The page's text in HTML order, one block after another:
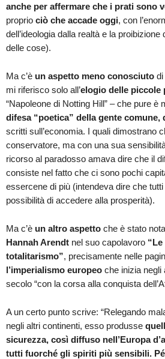
anche per affermare che i prati sono
proprio ciò che accade oggi, con
dell’ideologia dalla realtà e la proibizione
delle cose).
Ma c’è un aspetto meno conosciuto di
mi riferisco solo all’elogio delle piccole
“Napoleone di Notting Hill” – che pure è
difesa “poetica” della gente comune,
scritti sull’economia. I quali dimostrano
conservatore, ma con una sua
ricorso al paradosso amava dire che il
consiste nel fatto che ci sono pochi
essercene di più (intendeva dire che
possibilità di accedere alla prosperità).
Ma c’è un altro aspetto che è stato
Hannah Arendt nel suo capolavoro
totalitarismo”, precisamente nelle
l’imperialismo europeo che inizia negli
secolo “con la corsa alla conquista
A un certo punto scrive: “Relegando
negli altri continenti, esso produsse
sicurezza, così diffuso nell’Europa
tutti fuorché gli spiriti più sensibili.